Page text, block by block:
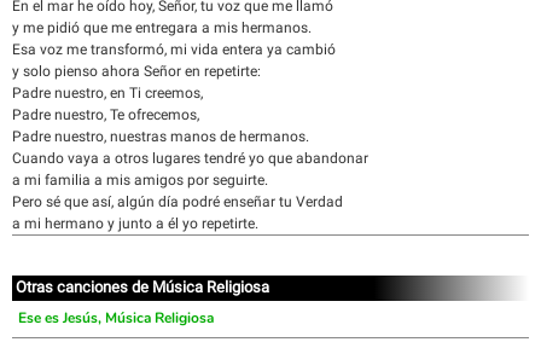
En el mar he oído hoy, Señor, tu voz que me llamó
y me pidió que me entregara a mis hermanos.
Esa voz me transformó, mi vida entera ya cambió
y solo pienso ahora Señor en repetirte:
Padre nuestro, en Ti creemos,
Padre nuestro, Te ofrecemos,
Padre nuestro, nuestras manos de hermanos.
Cuando vaya a otros lugares tendré yo que abandonar
a mi familia a mis amigos por seguirte.
Pero sé que así, algún día podré enseñar tu Verdad
a mi hermano y junto a él yo repetirte.
Otras canciones de Música Religiosa
Ese es Jesús, Música Religiosa